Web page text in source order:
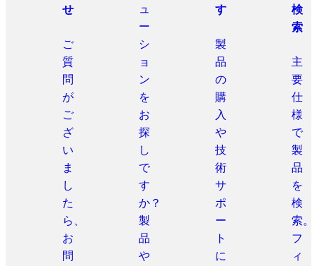
せ
ご
質
問
が
ご
ざ
い
ま
し
た
ら、
お
問
ュ
ー
シ
ョ
ン
を
お
探
し
で
す
か？
製
品
や
す
製
品
の
購
入
や
技
術
サ
ポ
ー
ト
に
検
索
主
要
仕
様
で
製
品
を
検
索。
フ
ィ